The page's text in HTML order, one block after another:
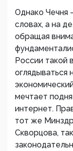
Однако Чечня
словах, а на
обращая
России такой
оглядываться
мечтает
интернет.
тот же
Скворцова,